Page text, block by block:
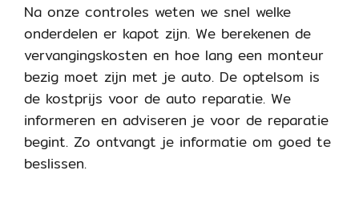
Na onze controles weten we snel welke
onderdelen er kapot zijn. We berekenen de
vervangingskosten en hoe lang een monteur
bezig moet zijn met je auto. De optelsom is
de kostprijs voor de auto reparatie. We
informeren en adviseren je voor de reparatie
begint. Zo ontvangt je informatie om goed te
beslissen.